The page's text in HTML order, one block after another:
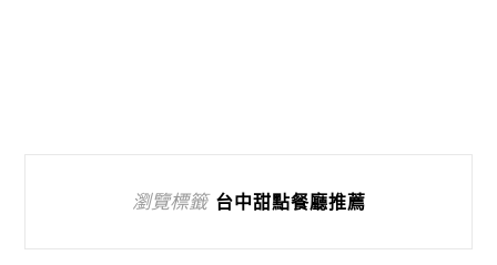
瀏覽標籤 台中甜點餐廳推薦